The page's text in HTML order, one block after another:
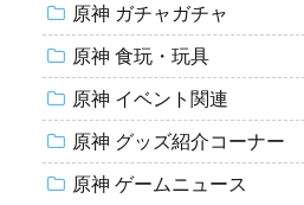
原神 ガチャガチャ
原神 食玩・玩具
原神 イベント関連
原神 グッズ紹介コーナー
原神 ゲームニュース